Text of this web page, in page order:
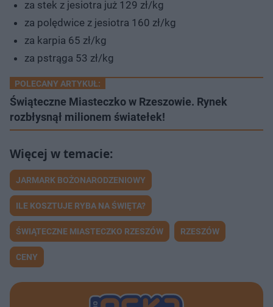
za stek z jesiotra już 129 zł/kg
za polędwice z jesiotra 160 zł/kg
za karpia 65 zł/kg
za pstrąga 53 zł/kg
POLECANY ARTYKUŁ:
Świąteczne Miasteczko w Rzeszowie. Rynek
rozbłysnął milionem światełek!
JARMARK BOŻONARODZENIOWY
ILE KOSZTUJE RYBA NA ŚWIĘTA?
ŚWIĄTECZNE MIASTECZKO RZESZÓW RZESZÓW
CENY